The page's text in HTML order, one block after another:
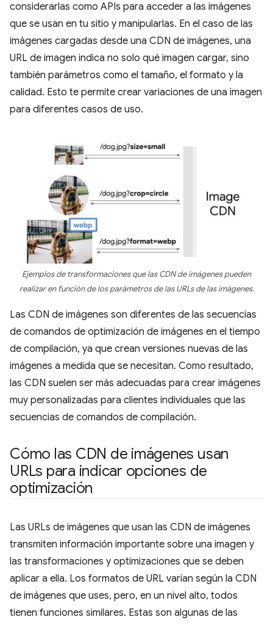
considerarlas como APIs para acceder a las imágenes
que se usan en tu sitio y manipularlas. En el caso de las
imágenes cargadas desde una CDN de imágenes, una
URL de imagen indica no solo qué imagen cargar, sino
también parámetros como el tamaño, el formato y la
calidad. Esto te permite crear variaciones de una imagen
para diferentes casos de uso.
Ejemplos de transformaciones que las CDN de imágenes pueden
realizar en función de los parámetros de las URLs de las imágenes.
Las CDN de imágenes son diferentes de las secuencias
de comandos de optimización de imágenes en el tiempo
de compilación, ya que crean versiones nuevas de las
imágenes a medida que se necesitan. Como resultado,
las CDN suelen ser más adecuadas para crear imágenes
muy personalizadas para clientes individuales que las
secuencias de comandos de compilación.
Cómo las CDN de imágenes usan
URLs para indicar opciones de
optimización
Las URLs de imágenes que usan las CDN de imágenes
transmiten información importante sobre una imagen y
las transformaciones y optimizaciones que se deben
aplicar a ella. Los formatos de URL varían según la CDN
de imágenes que uses, pero, en un nivel alto, todos
tienen funciones similares. Estas son algunas de las